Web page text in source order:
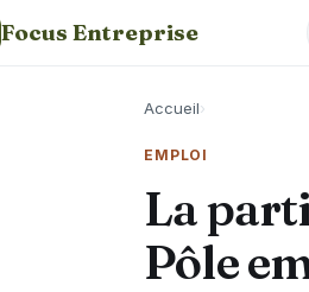
Focus Entreprise
Accueil›
EMPLOI
La
Pôle